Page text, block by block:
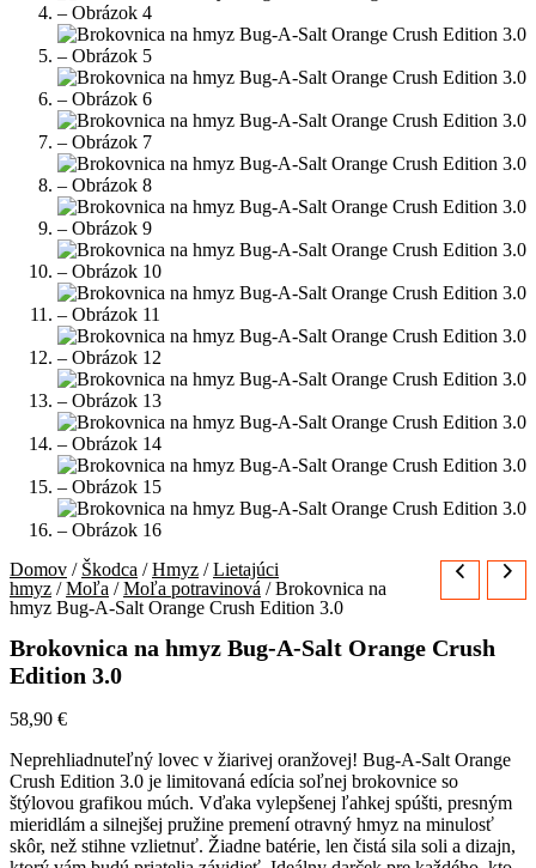
Domov / Škodca /Hmyz /Lietajúci
hmyz /Moľa /Moľa potravinová / Brokovnica na
hmyz Bug-A-Salt Orange Crush Edition 3.0
Brokovnica na hmyz Bug-A-Salt Orange Crush
Edition 3.0
58,90 €
Neprehliadnuteľný lovec v žiarivej oranžovej! Bug-A-Salt Orange
Crush Edition 3.0 je limitovaná edícia soľnej brokovnice so
štýlovou grafikou múch. Vďaka vylepšenej ľahkej spúšti, presným
mieridlám a silnejšej pružine premení otravný hmyz na minulosť
skôr, než stihne vzlietnuť. Žiadne batérie, len čistá sila soli a dizajn,